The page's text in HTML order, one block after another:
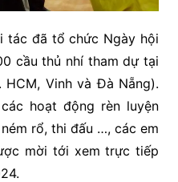
tác đã tổ chức Ngày hội
cầu thủ nhí tham dự tại
Vinh và Đà Nẵng).
hoạt động rèn luyện
rổ, thi đấu …, các em
mời tới xem trực tiếp